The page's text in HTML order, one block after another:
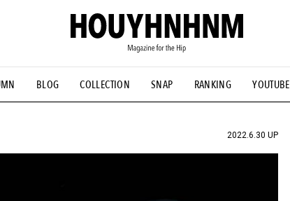
BLOG COLLECTION SNAP RANKING YOUTUBE
#古着サミット #NEW VINTAGE #マイナーグッド図鑑
#FOCUS IT #AH.H #ととけん #FASHION #MUSIC
2022.6.30 UP